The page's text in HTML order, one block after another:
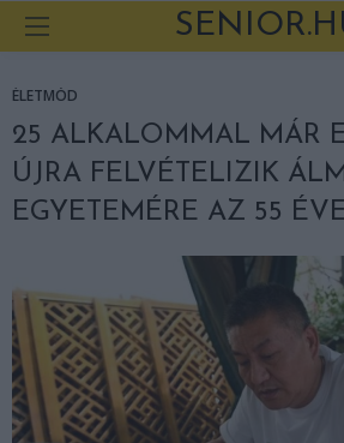
ÉLETMÓD
25 ALKALOMMAL MÁR
ÚJRA FELVÉTELIZIK
EGYETEMÉRE AZ 55